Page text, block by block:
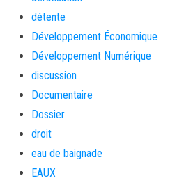
détente
Développement Économique
Développement Numérique
discussion
Documentaire
Dossier
droit
eau de baignade
EAUX